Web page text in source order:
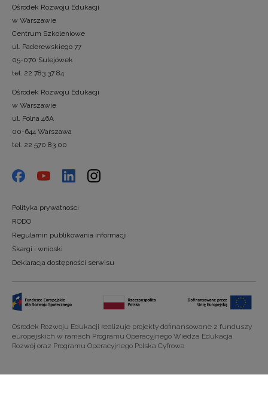
Ośrodek Rozwoju Edukacji
w Warszawie
Centrum Szkoleniowe
ul. Paderewskiego 77
05-070 Sulejówek
tel. 22 783 37 84
Ośrodek Rozwoju Edukacji
w Warszawie
ul. Polna 46A
00-644 Warszawa
tel. 22 570 83 00
Polityka prywatności
RODO
Regulamin publikowania informacji
Skargi i wnioski
Deklaracja dostępności serwisu
Ośrodek Rozwoju Edukacji realizuje projekty dofinansowane z funduszy
europejskich w ramach Programu Operacyjnego Wiedza Edukacja
Rozwój oraz Programu Operacyjnego Polska Cyfrowa